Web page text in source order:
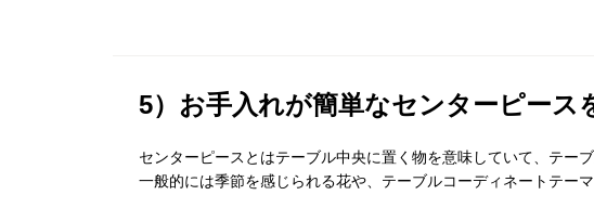
5）お手入れが簡単なセンターピース
センターピースとはテーブル中央に置く物を意味していて、テー
一般的には季節を感じられる花や、テーブルコーディネートテー